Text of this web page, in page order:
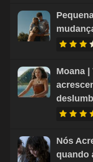
Moana
Nós
quando